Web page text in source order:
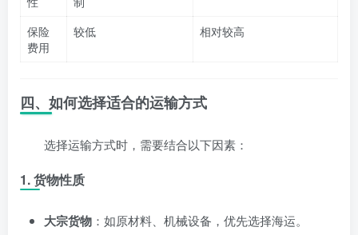
保险
费用
较低 相对较高
四、如何选择适合的运输方式
选择运输方式时，需要结合以下因素：
1. 货物性质
大宗货物 ：如原材料、机械设备，优先选择海运。